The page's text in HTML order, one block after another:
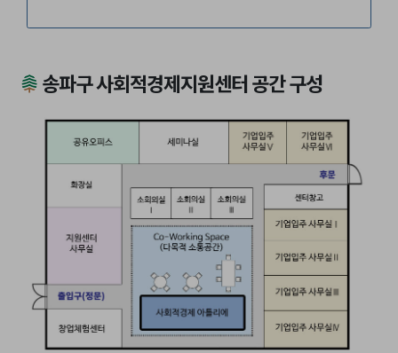
송파구 사회적경제지원센터 공간 구성